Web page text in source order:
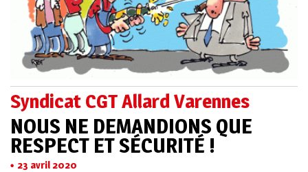
Syndicat CGT Allard Varennes
NOUS NE DEMANDIONS QUE
RESPECT ET SÉCURITÉ !
23 avril 2020